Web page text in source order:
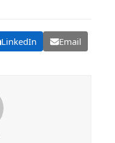
LinkedIn Email